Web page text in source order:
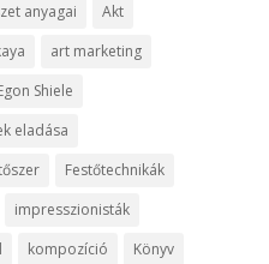
anyagai
Akt
art marketing
Shiele
eladása
Festőtechnikák
impresszionisták
kompozíció
Könyv